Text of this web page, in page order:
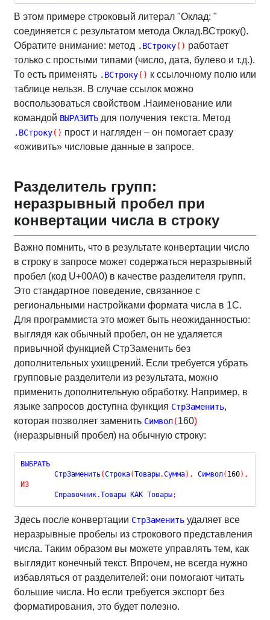
В этом примере строковый литерал "Оклад: "
соединяется с результатом метода Оклад.ВСтроку().
Обратите внимание: метод .ВСтроку( ) работает
только с простыми типами (число, дата, булево и т.д.).
То есть применять .ВСтроку( ) к ссылочному полю или
таблице нельзя. В случае ссылок можно
воспользоваться свойством .Наименование или
командой ВЫРАЗИТЬ для получения текста. Метод
.ВСтроку( ) прост и нагляден – он помогает сразу
«оживить» числовые данные в запросе.
Разделитель групп:
неразрывный пробел при
конвертации числа в строку
Важно помнить, что в результате конвертации число
в строку в запросе может содержаться неразрывный
пробел (код U+00A0) в качестве разделителя групп.
Это стандартное поведение, связанное с
региональными настройками формата числа в 1С.
Для программиста это может быть неожиданностью:
выглядя как обычный пробел, он не удаляется
привычной функцией СтрЗаменить без
дополнительных ухищрений. Если требуется убрать
групповые разделители из результата, можно
применить дополнительную обработку. Например, в
языке запросов доступна функция СтрЗаменить,
которая позволяет заменить Символ(160)
(неразрывный пробел) на обычную строку:
ВЫБРАТЬ
	СтрЗаменить
(Строка(Товары.Сумма) , Символ( 160) ,
ИЗ
	Справочник
.Товары КАК Товары;
Здесь после конвертации СтрЗаменить удаляет все
неразрывные пробелы из строкового представления
числа. Таким образом вы можете управлять тем, как
выглядит конечный текст. Впрочем, не всегда нужно
избавляться от разделителей: они помогают читать
большие числа. Но если требуется экспорт без
форматирования, это будет полезно.